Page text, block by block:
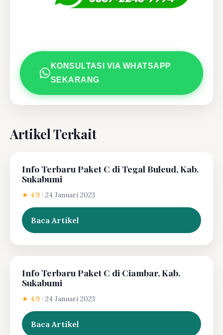
KONSULTASI VIA WHATSAPP
SEKARANG
Artikel Terkait
Info Terbaru Paket C di Tegal Buleud, Kab.
Sukabumi
★ 4.9 · 24 Januari 2023
Baca Artikel
Info Terbaru Paket C di Ciambar, Kab.
Sukabumi
★ 4.9 · 24 Januari 2023
Baca Artikel